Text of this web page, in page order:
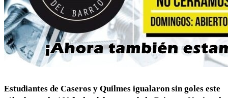
Estudiantes de Caseros y Quilmes igualaron sin goles este